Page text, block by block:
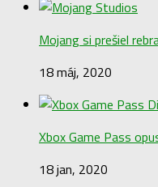
Mojang si prešiel
18 máj, 2020
Xbox Game Pass
18 jan, 2020